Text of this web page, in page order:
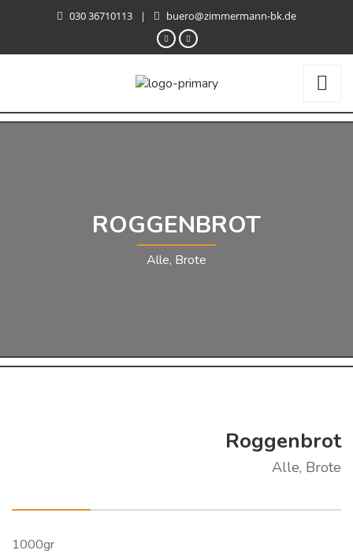
030 36710113 | buero@zimmermann-bk.de
ROGGENBROT
Alle, Brote
Roggenbrot
Alle, Brote
1000gr